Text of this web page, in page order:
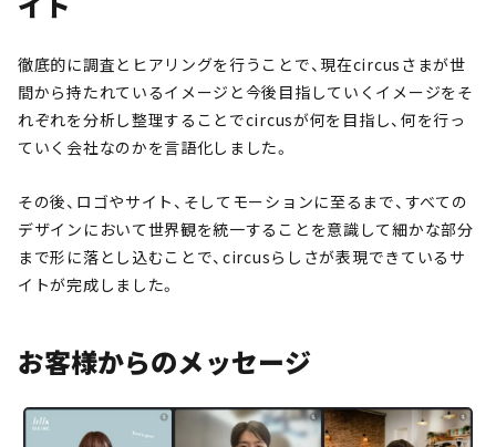
徹底的に調査とヒアリングを行うことで、現在circusさまが世
間から持たれているイメージと今後目指していくイメージをそ
れぞれを分析し整理することでcircusが何を目指し、何を行っ
ていく会社なのかを言語化しました。
その後、ロゴやサイト、そしてモーションに至るまで、すべての
デザインにおいて世界観を統一することを意識して細かな部分
まで形に落とし込むことで、circusらしさが表現できているサ
イトが完成しました。
お客様からのメッセージ